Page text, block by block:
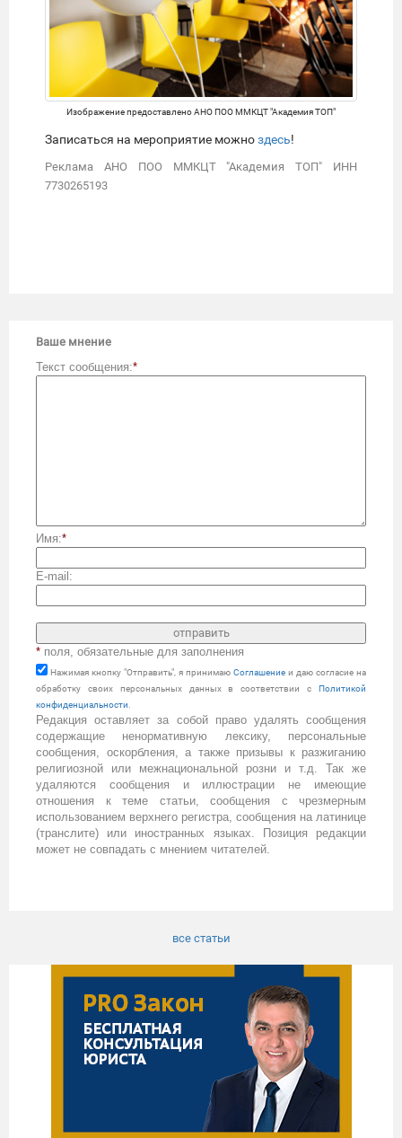
Изображение предоставлено АНО ПОО ММКЦТ "Академия ТОП"
Записаться на мероприятие можноздесь!
Реклама АНО ПОО ММКЦТ "Академия ТОП" ИНН
7730265193
Ваше мнение
Текст сообщения:*
Имя:*
E-mail:
* поля, обязательные для заполнения
Нажимая кнопку "Отправить", я принимаю Cоглашение и даю согласие на
обработку своих персональных данных в соответствии с Политикой
конфиденциальности
Редакция оставляет за собой право удалять сообщения
содержащие ненормативную лексику, персональные
сообщения, оскорбления, а также призывы к разжиганию
религиозной или межнациональной розни и т.д. Так же
удаляются сообщения и иллюстрации не имеющие
отношения к теме статьи, сообщения с чрезмерным
использованием верхнего регистра, сообщения на латинице
(транслите) или иностранных языках. Позиция редакции
может не совпадать с мнением читателей.
все статьи